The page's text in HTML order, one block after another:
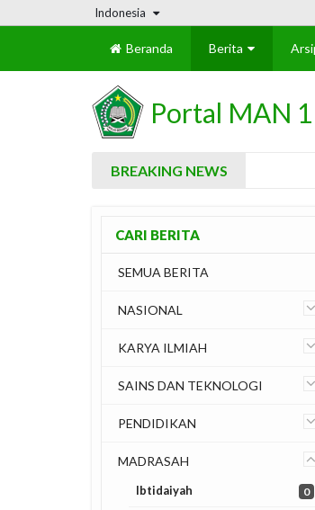
Indonesia
Beranda Berita
Portal MAN
BREAKING NEWS
CARI BERITA
SEMUA BERITA
NASIONAL
KARYA ILMIAH
SAINS DAN TEKNOLOGI
PENDIDIKAN
MADRASAH
Ibtidaiyah 0